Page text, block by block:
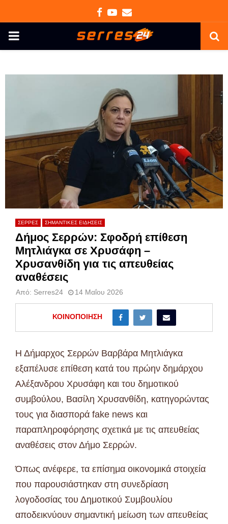
Facebook
Youtube
Email
PRIMARY
ΣΕΡΡΕΣ ΣΗΜΑΝΤΙΚΕΣ ΕΙΔΗΣΕΙΣ
Δήμος Σερρών: Σφοδρή επίθεση
Μητλιάγκα σε Χρυσάφη –
Χρυσανθίδη για τις απευθείας
αναθέσεις
Από: Serres24 14 Μαΐου 2026
ΚΟΙΝΟΠΟΊΗΣΗ
Η Δήμαρχος Σερρών Βαρβάρα Μητλιάγκα
εξαπέλυσε επίθεση κατά του πρώην δημάρχου
Αλέξανδρου Χρυσάφη και του δημοτικού
συμβούλου, Βασίλη Χρυσανθίδη, κατηγορώντας
τους για διασπορά fake news και
παραπληροφόρησης σχετικά με τις απευθείας
αναθέσεις στον Δήμο Σερρών.
Όπως ανέφερε, τα επίσημα οικονομικά στοιχεία
που παρουσιάστηκαν στη συνεδρίαση
λογοδοσίας του Δημοτικού Συμβουλίου
αποδεικνύουν σημαντική μείωση των απευθείας